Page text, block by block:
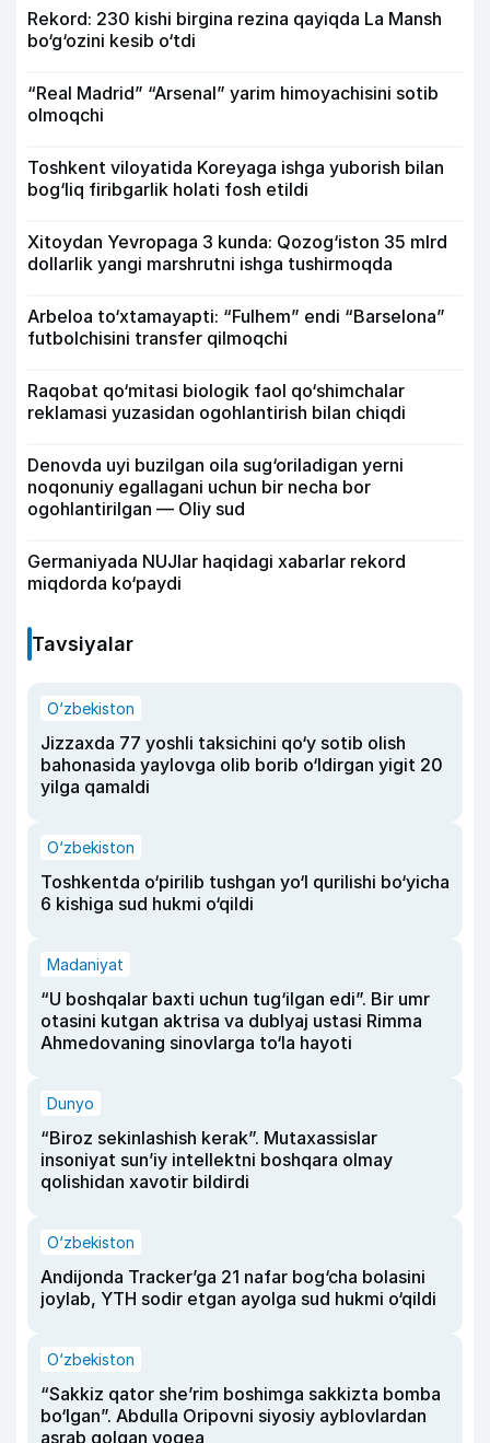
Rekord: 230 kishi birgina rezina qayiqda La Mansh
bo‘g‘ozini kesib o‘tdi
“Real Madrid” “Arsenal” yarim himoyachisini sotib
olmoqchi
Toshkent viloyatida Koreyaga ishga yuborish bilan
bog‘liq firibgarlik holati fosh etildi
Xitoydan Yevropaga 3 kunda: Qozog‘iston 35 mlrd
dollarlik yangi marshrutni ishga tushirmoqda
Arbeloa to‘xtamayapti: “Fulhem” endi “Barselona”
futbolchisini transfer qilmoqchi
Raqobat qo‘mitasi biologik faol qo‘shimchalar
reklamasi yuzasidan ogohlantirish bilan chiqdi
Denovda uyi buzilgan oila sug‘oriladigan yerni
noqonuniy egallagani uchun bir necha bor
ogohlantirilgan — Oliy sud
Germaniyada NUJlar haqidagi xabarlar rekord
miqdorda ko‘paydi
Tavsiyalar
O‘zbekiston
Jizzaxda 77 yoshli taksichini qo‘y sotib olish
bahonasida yaylovga olib borib o‘ldirgan yigit 20
yilga qamaldi
O‘zbekiston
Toshkentda o‘pirilib tushgan yo‘l qurilishi bo‘yicha
6 kishiga sud hukmi o‘qildi
Madaniyat
“U boshqalar baxti uchun tug‘ilgan edi”. Bir umr
otasini kutgan aktrisa va dublyaj ustasi Rimma
Ahmedovaning sinovlarga to‘la hayoti
Dunyo
“Biroz sekinlashish kerak”. Mutaxassislar
insoniyat sun’iy intellektni boshqara olmay
qolishidan xavotir bildirdi
O‘zbekiston
Andijonda Tracker’ga 21 nafar bog‘cha bolasini
joylab, YTH sodir etgan ayolga sud hukmi o‘qildi
O‘zbekiston
“Sakkiz qator she’rim boshimga sakkizta bomba
bo‘lgan”. Abdulla Oripovni siyosiy ayblovlardan
asrab qolgan voqea